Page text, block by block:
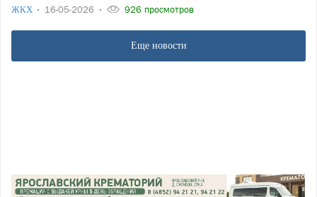
ЖКХ 16-05-2026 926 просмотров
Еще новости